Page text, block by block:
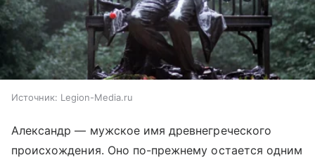
Источник: Legion-Media.ru
Александр — мужское имя древнегреческого
происхождения. Оно по-прежнему остается одним